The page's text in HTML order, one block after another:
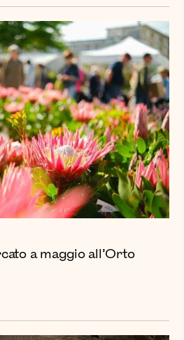
a maggio all’Orto